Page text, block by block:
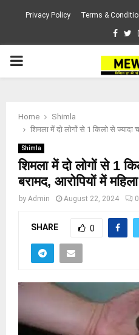
Privacy Policy Terms &
PRIMARY
Home
Shimla
शिमला में दो लोगों से 1 किलो से ज्यादा
Shimla
शिमला में दो लोगों से 1
बरामद, आरोपियों में
by Admin August 22, 2024 0
SHARE 0